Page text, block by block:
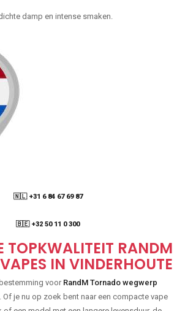
damp en intense smaken.
🇳🇱 +31 6 84 67 69 87
🇧🇪 +32 50 11 0 300
TOPKWALITEIT RANDM
IN VINDERHOUTE
voor RandM Tornado wegwerp
. Of je nu op zoek bent naar een compacte vape